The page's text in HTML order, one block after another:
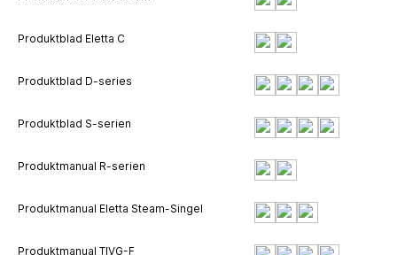
Produktblad Eletta C
Produktblad D-series
Produktblad S-serien
Produktmanual R-serien
Produktmanual Eletta Steam-Singel
Produktmanual TIVG-F